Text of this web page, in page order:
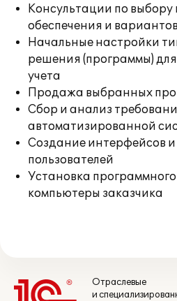
Консультации по выбору
обеспечения и
Начальные настройки
решения (программы)
учета
Продажа выбранных
Сбор и анализ
автоматизированной
Создание интерфейсов
пользователей
Установка
компьютеры заказчика
Отраслевые
и